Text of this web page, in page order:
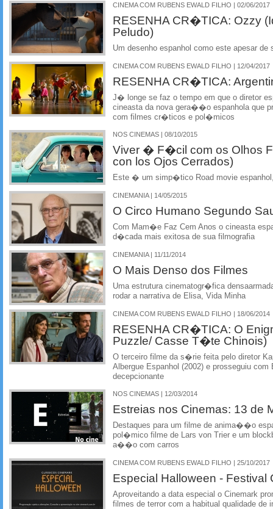
CINEMA COM RUBENS EWALD FILHO | 02/06/2017
RESENHA CR�TICA: Ozzy
Peludo)
Um desenho espanhol como este apesar
CINEMA COM RUBENS EWALD FILHO | 12/04/2017
RESENHA CR�TICA:
J� longe se faz o tempo em que o diretor
cineasta da nova gera��o espanhola que
com filmes cr�ticos e pol�micos
NOS CINEMAS | 08/10/2015
Viver � F�cil com os Olhos
con los Ojos Cerrados)
Este � um simp�tico Road movie
CINEMANIA | 14/05/2015
O Circo Humano Segundo
Com Mam�e Faz Cem Anos o cineasta
d�cada mais exitosa de sua filmografia
CINEMANIA | 11/11/2014
O Mais Denso dos Filmes
Uma estrutura cinematogr�fica
rodar a narrativa de Elisa, Vida Minha
CINEMA COM RUBENS EWALD FILHO | 18/06/2014
RESENHA CR�TICA: O
Puzzle/ Casse T�te Chinois)
O terceiro filme da s�rie feita pelo diretor
Albergue Espanhol (2002) e prosseguiu
decepcionante
NOS CINEMAS | 12/03/2014
Estreias nos Cinemas: 13 de
Destaques para um filme de anima��o
pol�mico filme de Lars von Trier e um
a��o com carros
CINEMA COM RUBENS EWALD FILHO | 25/10/2017
Especial Halloween - Festival
Aproveitando a data especial o Cinemark
filmes de terror com a habitual qualidade de